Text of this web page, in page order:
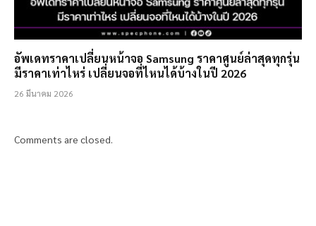
อัพเดทราคาเปลี่ยนหน้าจอ Samsung ราคาศูนย์ล่าสุดทุกรุ่น
มีราคาเท่าไหร่ เปลี่ยนจอที่ไหนได้บ้างในปี 2026
26 มีนาคม 2026
Comments are closed.